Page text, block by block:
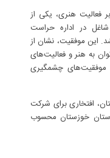
فعالیت هنری، یکی از
در اداره حراست
این موفقیت، نشان از
به هنر و فعالیت‌های
موفقیت‌های چشمگیری
افتخاری برای شرکت
خوزستان محسوب